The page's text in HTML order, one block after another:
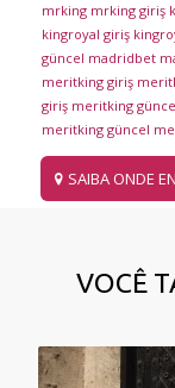
mrking mrking giriş
kingroyal giriş
güncel madridbet
meritking giriş
giriş meritking
meritking güncel
SAIBA ONDE
VOCÊ